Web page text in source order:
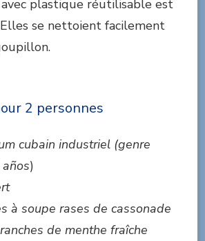
plastique réutilisable est
se nettoient facilement
2 personnes
cubain industriel (genre
)
à soupe rases de cassonade
de menthe fraîche